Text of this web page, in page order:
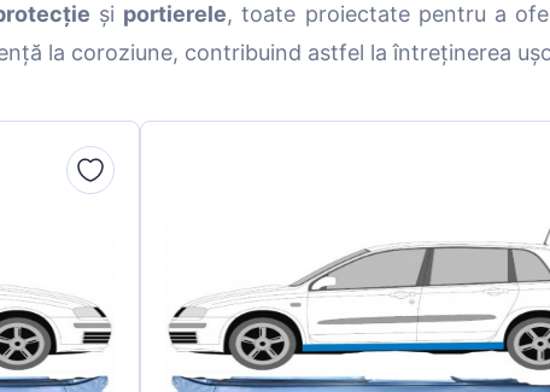
Mercedes-Benz
Opel Vauxhall
Peugeot
Skoda
Suzuki
și portierele, toate proiectate pentru a
la coroziune, contribuind astfel la întreținerea